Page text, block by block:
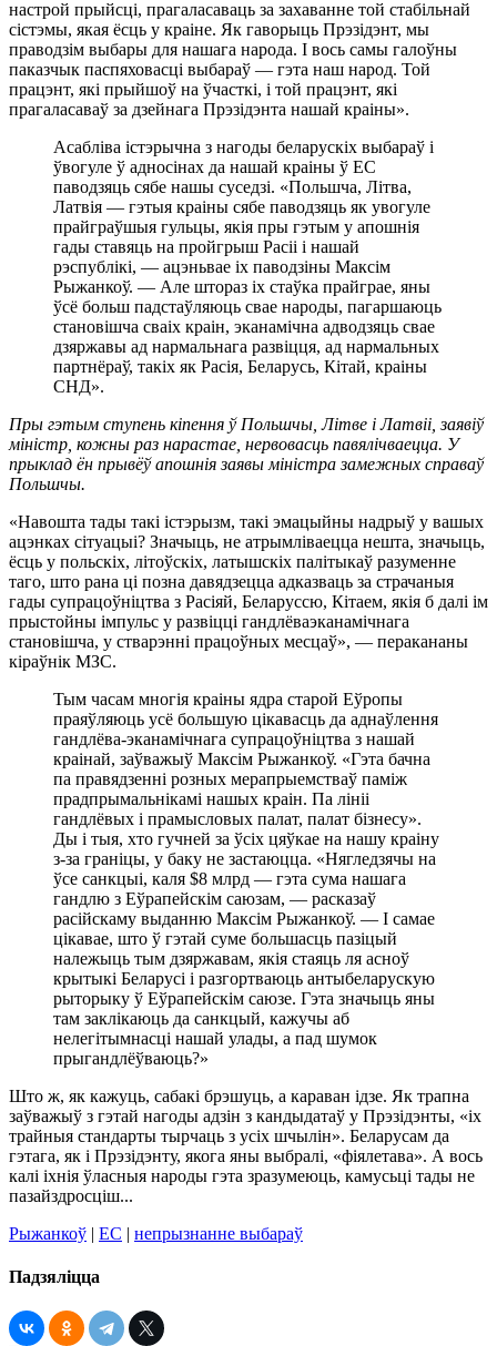
настрой прыйсці, прагаласаваць за захаванне той стабільнай
сістэмы, якая ёсць у краіне. Як гаворыць Прэзідэнт, мы
праводзім выбары для нашага народа. І вось самы галоўны
паказчык паспяховасці выбараў — гэта наш народ. Той
працэнт, які прыйшоў на ўчасткі, і той працэнт, які
прагаласаваў за дзейнага Прэзідэнта нашай краіны».
Асабліва істэрычна з нагоды беларускіх выбараў і
ўвогуле ў адносінах да нашай краіны ў ЕС
паводзяць сябе нашы суседзі. «Польшча, Літва,
Латвія — гэтыя краіны сябе паводзяць як увогуле
прайграўшыя гульцы, якія пры гэтым у апошнія
гады ставяць на пройгрыш Расіі і нашай
рэспублікі, — ацэньвае іх паводзіны Максім
Рыжанкоў. — Але штораз іх стаўка прайграе, яны
ўсё больш падстаўляюць свае народы, пагаршаюць
становішча сваіх краін, эканамічна адводзяць свае
дзяржавы ад нармальнага развіцця, ад нармальных
партнёраў, такіх як Расія, Беларусь, Кітай, краіны
СНД».
Пры гэтым ступень кіпення ў Польшчы, Літве і Латвіі, заявіў
міністр, кожны раз нарастае, нервовасць павялічваецца. У
прыклад ён прывёў апошнія заявы міністра замежных справаў
Польшчы.
«Навошта тады такі істэрызм, такі эмацыйны надрыў у вашых
ацэнках сітуацыі? Значыць, не атрымліваецца нешта, значыць,
ёсць у польскіх, літоўскіх, латышскіх палітыкаў разуменне
таго, што рана ці позна давядзецца адказваць за страчаныя
гады супрацоўніцтва з Расіяй, Беларуссю, Кітаем, якія б далі ім
прыстойны імпульс у развіцці гандлёваэканамічнага
становішча, у стварэнні працоўных месцаў», — перакананы
кіраўнік МЗС.
Тым часам многія краіны ядра старой Еўропы
праяўляюць усё большую цікавасць да аднаўлення
гандлёва-эканамічнага супрацоўніцтва з нашай
краінай, заўважыў Максім Рыжанкоў. «Гэта бачна
па правядзенні розных мерапрыемстваў паміж
прадпрымальнікамі нашых краін. Па лініі
гандлёвых і прамысловых палат, палат бізнесу».
Ды і тыя, хто гучней за ўсіх цяўкае на нашу краіну
з-за граніцы, у баку не застаюцца. «Нягледзячы на
ўсе санкцыі, каля $8 млрд — гэта сума нашага
гандлю з Еўрапейскім саюзам, — расказаў
расійскаму выданню Максім Рыжанкоў. — І самае
цікавае, што ў гэтай суме большасць пазіцый
належыць тым дзяржавам, якія стаяць ля асноў
крытыкі Беларусі і разгортваюць антыбеларускую
рыторыку ў Еўрапейскім саюзе. Гэта значыць яны
там заклікаюць да санкцый, кажучы аб
нелегітымнасці нашай улады, а пад шумок
прыгандлёўваюць?»
Што ж, як кажуць, сабакі брэшуць, а караван ідзе. Як трапна
заўважыў з гэтай нагоды адзін з кандыдатаў у Прэзідэнты, «іх
трайныя стандарты тырчаць з усіх шчылін». Беларусам да
гэтага, як і Прэзідэнту, якога яны выбралі, «фіялетава». А вось
калі іхнія ўласныя народы гэта зразумеюць, камусьці тады не
пазайздросціш...
Рыжанкоў | ЕС | непрызнанне выбараў
Падзяліцца